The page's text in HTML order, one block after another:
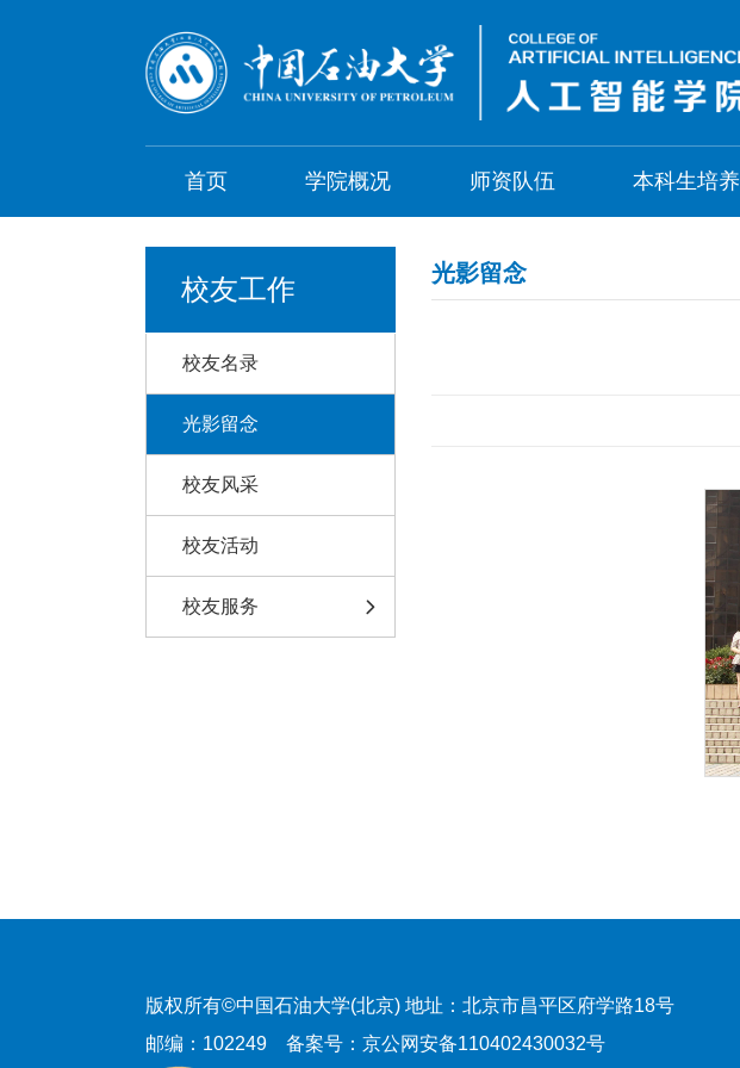
首页 学院概况 师资队伍 本科生培养
校友工作
校友名录
光影留念
校友风采
校友活动
校友服务
光影留念
版权所有©中国石油大学(北京) 地址：北京市昌平区府学路18号
邮编：102249
备案号：京公网安备110402430032号